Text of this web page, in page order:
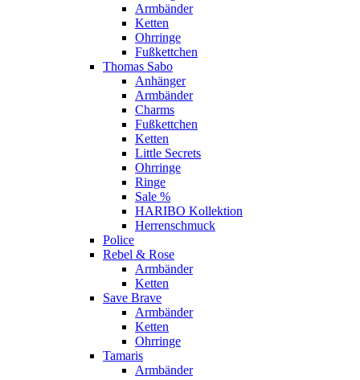
Armbänder
Ketten
Ohrringe
Fußkettchen
Thomas Sabo
Anhänger
Armbänder
Charms
Fußkettchen
Ketten
Little Secrets
Ohrringe
Ringe
Sale %
HARIBO Kollektion
Herrenschmuck
Police
Rebel & Rose
Armbänder
Ketten
Save Brave
Armbänder
Ketten
Ohrringe
Tamaris
Armbänder